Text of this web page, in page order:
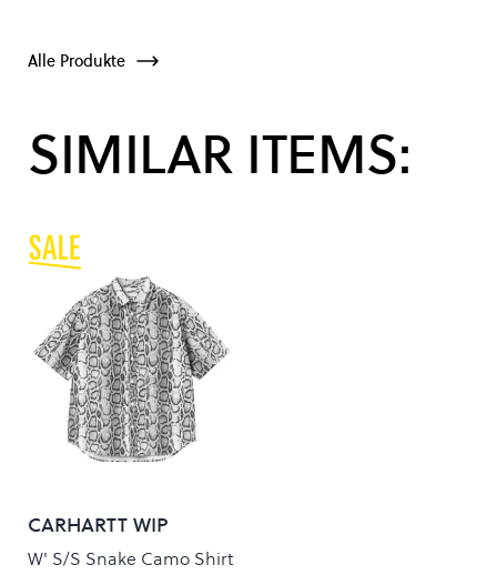
Alle Produkte
SIMILAR ITEMS:
CARHARTT WIP
W' S/S Snake Camo Shirt